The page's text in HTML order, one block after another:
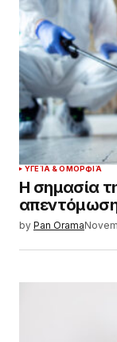
ΥΓΕΊΑ & ΟΜΟΡΦΙΆ
Η σημασία
by Pan Orama